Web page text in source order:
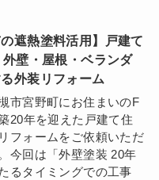
の遮熱塗料活用】戸建て
壁・屋根・ベランダ
外装リフォーム
市宮野町にお住まいのF
20年を迎えた戸建て住
フォームをご依頼いただ
今回は「外壁塗装 20年
るタイミングでの工事